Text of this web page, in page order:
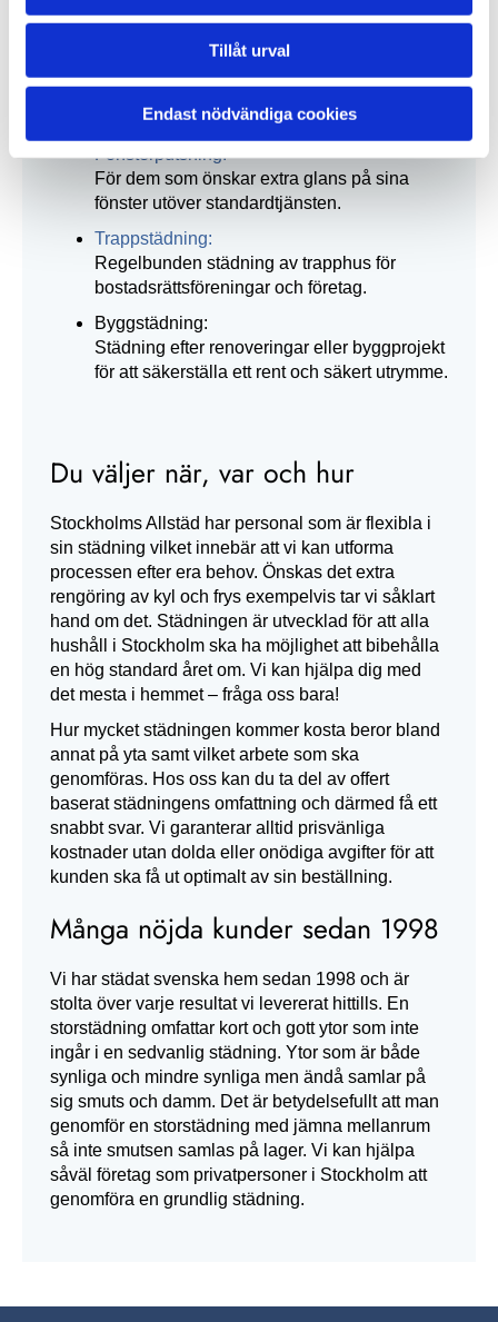
Tillåt urval
Endast nödvändiga cookies
arbetsplats ren och inbjudande.
Fönsterputsning:
För dem som önskar extra glans på sina
fönster utöver standardtjänsten.
Trappstädning:
Regelbunden städning av trapphus för
bostadsrättsföreningar och företag.
Byggstädning:
Städning efter renoveringar eller byggprojekt
för att säkerställa ett rent och säkert utrymme.
Du väljer när, var och hur
Stockholms Allstäd har personal som är flexibla i
sin städning vilket innebär att vi kan utforma
processen efter era behov. Önskas det extra
rengöring av kyl och frys exempelvis tar vi såklart
hand om det. Städningen är utvecklad för att alla
hushåll i Stockholm ska ha möjlighet att bibehålla
en hög standard året om. Vi kan hjälpa dig med
det mesta i hemmet – fråga oss bara!
Hur mycket städningen kommer kosta beror bland
annat på yta samt vilket arbete som ska
genomföras. Hos oss kan du ta del av offert
baserat städningens omfattning och därmed få ett
snabbt svar. Vi garanterar alltid prisvänliga
kostnader utan dolda eller onödiga avgifter för att
kunden ska få ut optimalt av sin beställning.
Många nöjda kunder sedan 1998
Vi har städat svenska hem sedan 1998 och är
stolta över varje resultat vi levererat hittills. En
storstädning omfattar kort och gott ytor som inte
ingår i en sedvanlig städning. Ytor som är både
synliga och mindre synliga men ändå samlar på
sig smuts och damm. Det är betydelsefullt att man
genomför en storstädning med jämna mellanrum
så inte smutsen samlas på lager. Vi kan hjälpa
såväl företag som privatpersoner i Stockholm att
genomföra en grundlig städning.